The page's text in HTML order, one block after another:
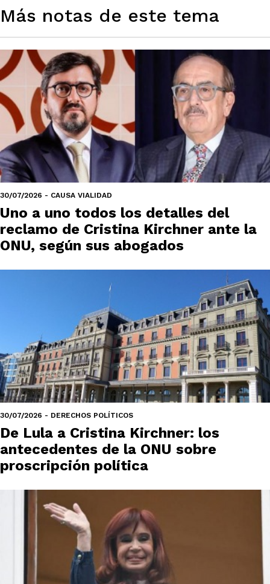
Más notas de este tema
30/07/2026 - CAUSA VIALIDAD
Uno a uno todos los detalles del
reclamo de Cristina Kirchner ante la
ONU, según sus abogados
30/07/2026 - DERECHOS POLÍTICOS
De Lula a Cristina Kirchner: los
antecedentes de la ONU sobre
proscripción política